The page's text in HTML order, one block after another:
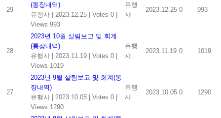
29
(통장내역)
유행사 | 2023.12.25 | Votes 0 |
Views 993
유행
사
2023.12.25 0 993
28
2023년 10월 살림보고 및 회계
(통장내역)
유행사 | 2023.11.19 | Votes 0 |
Views 1019
유행
사
2023.11.19 0 1019
27
2023년 9월 살림보고 및 회계(통
장내역)
유행사 | 2023.10.05 | Votes 0 |
Views 1290
유행
사
2023.10.05 0 1290